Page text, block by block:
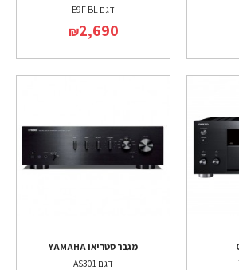
דגם E9F BL
₪2,690
מגבר סטריאו YAMAHA
דגם AS301